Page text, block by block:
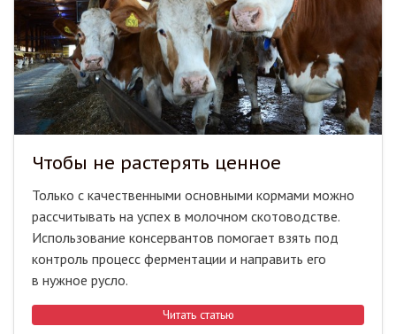
Чтобы не растерять ценное
Только с качественными основными кормами можно
рассчитывать на успех в молочном скотоводстве.
Использование консервантов помогает взять под
контроль процесс ферментации и направить его
в нужное русло.
Читать статью